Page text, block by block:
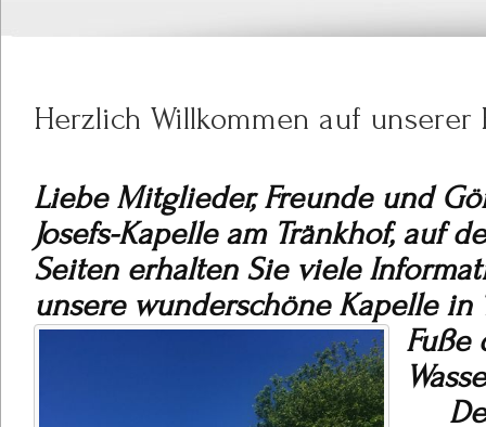
Herzlich Willkommen auf unserer
Liebe Mitglieder, Freunde und
Josefs-Kapelle am Tränkhof, auf
Seiten erhalten Sie viele
unsere wunderschöne Kapelle in
Fuße